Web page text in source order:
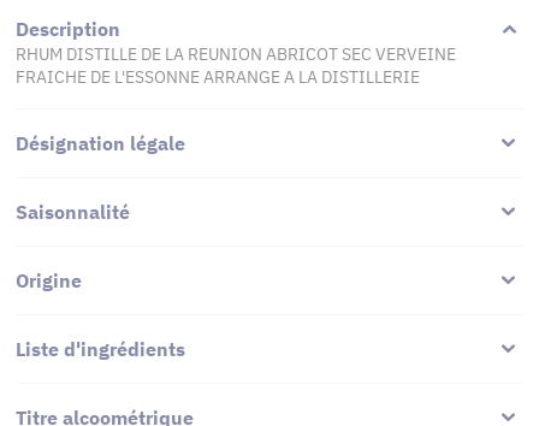
Description
RHUM DISTILLE DE LA REUNION ABRICOT SEC VERVEINE
FRAICHE DE L'ESSONNE ARRANGE A LA DISTILLERIE
Désignation légale
Saisonnalité
Origine
Liste d'ingrédients
Titre alcoométrique